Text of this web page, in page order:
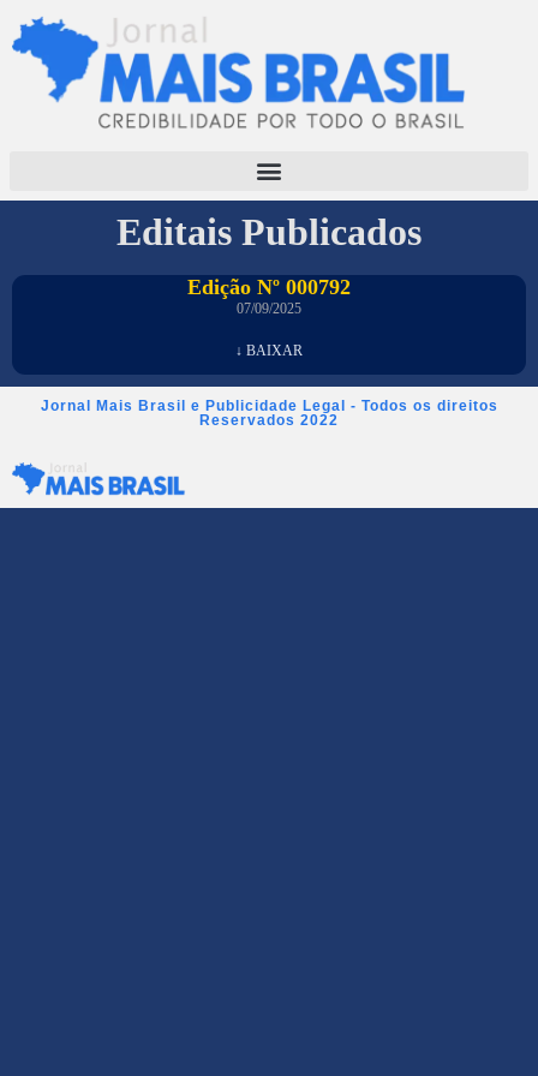
Editais Publicados
Edição Nº 000792
07/09/2025
↓ BAIXAR
Jornal Mais Brasil e Publicidade Legal - Todos os direitos
Reservados 2022